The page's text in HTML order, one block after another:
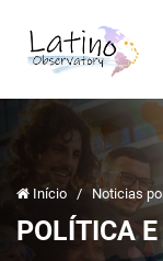
Início / Noticias
POLÍTICA